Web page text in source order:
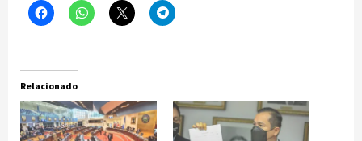
Relacionado